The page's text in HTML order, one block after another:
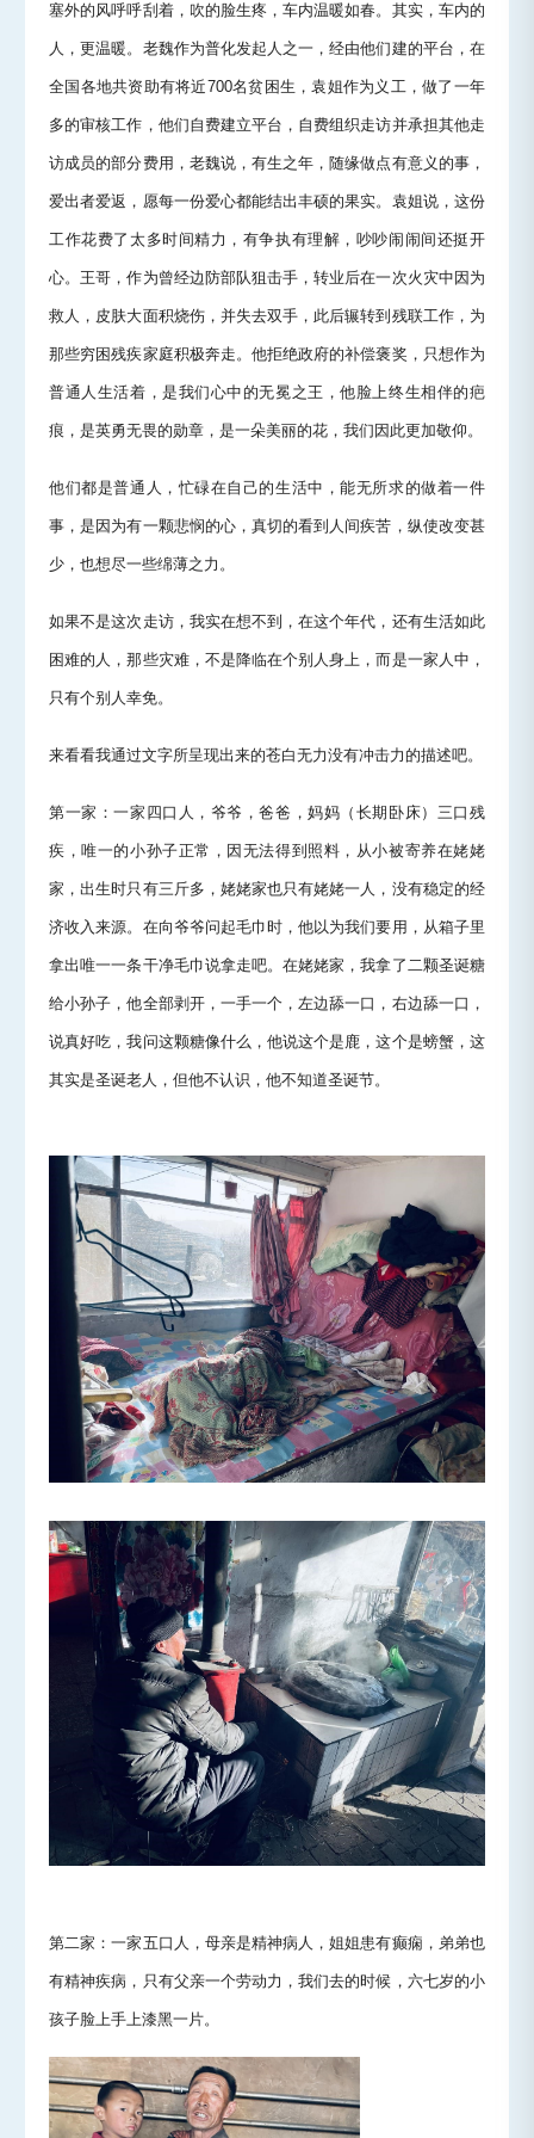
塞外的风呼呼刮着，吹的脸生疼，车内温暖如春。其实，车内的
人，更温暖。老魏作为普化发起人之一，经由他们建的平台，在
全国各地共资助有将近700名贫困生，袁姐作为义工，做了一年
多的审核工作，他们自费建立平台，自费组织走访并承担其他走
访成员的部分费用，老魏说，有生之年，随缘做点有意义的事，
爱出者爱返，愿每一份爱心都能结出丰硕的果实。袁姐说，这份
工作花费了太多时间精力，有争执有理解，吵吵闹闹间还挺开
心。王哥，作为曾经边防部队狙击手，转业后在一次火灾中因为
救人，皮肤大面积烧伤，并失去双手，此后辗转到残联工作，为
那些穷困残疾家庭积极奔走。他拒绝政府的补偿褒奖，只想作为
普通人生活着，是我们心中的无冕之王，他脸上终生相伴的疤
痕，是英勇无畏的勋章，是一朵美丽的花，我们因此更加敬仰。
他们都是普通人，忙碌在自己的生活中，能无所求的做着一件
事，是因为有一颗悲悯的心，真切的看到人间疾苦，纵使改变甚
少，也想尽一些绵薄之力。
如果不是这次走访，我实在想不到，在这个年代，还有生活如此
困难的人，那些灾难，不是降临在个别人身上，而是一家人中，
只有个别人幸免。
来看看我通过文字所呈现出来的苍白无力没有冲击力的描述吧。
第一家：一家四口人，爷爷，爸爸，妈妈（长期卧床）三口残
疾，唯一的小孙子正常，因无法得到照料，从小被寄养在姥姥
家，出生时只有三斤多，姥姥家也只有姥姥一人，没有稳定的经
济收入来源。在向爷爷问起毛巾时，他以为我们要用，从箱子里
拿出唯一一条干净毛巾说拿走吧。在姥姥家，我拿了二颗圣诞糖
给小孙子，他全部剥开，一手一个，左边舔一口，右边舔一口，
说真好吃，我问这颗糖像什么，他说这个是鹿，这个是螃蟹，这
其实是圣诞老人，但他不认识，他不知道圣诞节。
第二家：一家五口人，母亲是精神病人，姐姐患有癫痫，弟弟也
有精神疾病，只有父亲一个劳动力，我们去的时候，六七岁的小
孩子脸上手上漆黑一片。